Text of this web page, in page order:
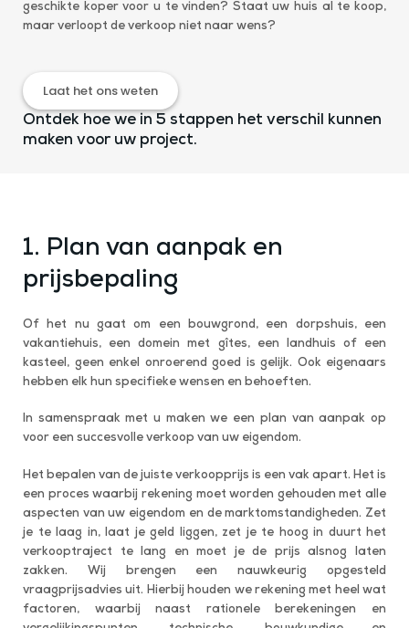
geschikte koper voor u te vinden? Staat uw huis al te koop,
maar verloopt de verkoop niet naar wens?
Laat het ons weten
Ontdek hoe we in 5 stappen het verschil kunnen
maken voor uw project.
1. Plan van aanpak en
prijsbepaling
Of het nu gaat om een bouwgrond, een dorpshuis, een
vakantiehuis, een domein met gîtes, een landhuis of een
kasteel, geen enkel onroerend goed is gelijk. Ook eigenaars
hebben elk hun specifieke wensen en behoeften.
In samenspraak met u maken we een plan van aanpak op
voor een succesvolle verkoop van uw eigendom.
Het bepalen van de juiste verkoopprijs is een vak apart. Het is
een proces waarbij rekening moet worden gehouden met alle
aspecten van uw eigendom en de marktomstandigheden. Zet
je te laag in, laat je geld liggen, zet je te hoog in duurt het
verkooptraject te lang en moet je de prijs alsnog laten
zakken. Wij brengen een nauwkeurig opgesteld
vraagprijsadvies uit. Hierbij houden we rekening met heel wat
factoren, waarbij naast rationele berekeningen en